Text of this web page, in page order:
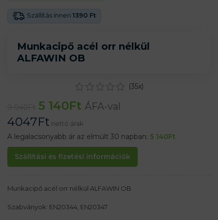
Munkacipő acél orr nélkül
ALFAWIN OB
Szállítás innen 1390 Ft
(35x)
5 140Ft ÁFA-val
4047Ft nettó árak
A legalacsonyabb ár az elmúlt 30 napban: 5 140Ft
Szállítási és fizetési információk
Munkacipő acél orr nélkül ALFAWIN OB
Szabványok: EN20344, EN20347